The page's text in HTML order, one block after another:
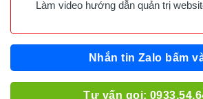
Làm video hướng dẫn quản trị
Nhắn tin Zalo bấm
Tư vấn gọi: